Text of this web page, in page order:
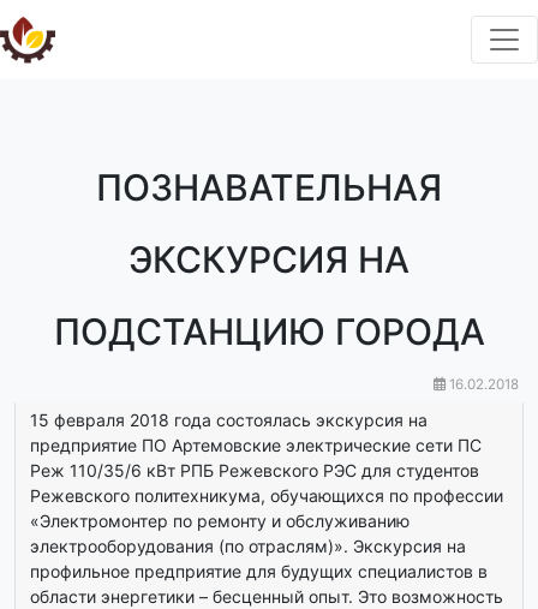
ПОЗНАВАТЕЛЬНАЯ
ЭКСКУРСИЯ НА
ПОДСТАНЦИЮ ГОРОДА
16.02.2018
15 февраля 2018 года состоялась экскурсия на
предприятие ПО Артемовские электрические сети ПС
Реж 110/35/6 кВт РПБ Режевского РЭС для студентов
Режевского политехникума, обучающихся по профессии
«Электромонтер по ремонту и обслуживанию
электрооборудования (по отраслям)». Экскурсия на
профильное предприятие для будущих специалистов в
области энергетики – бесценный опыт. Это возможность